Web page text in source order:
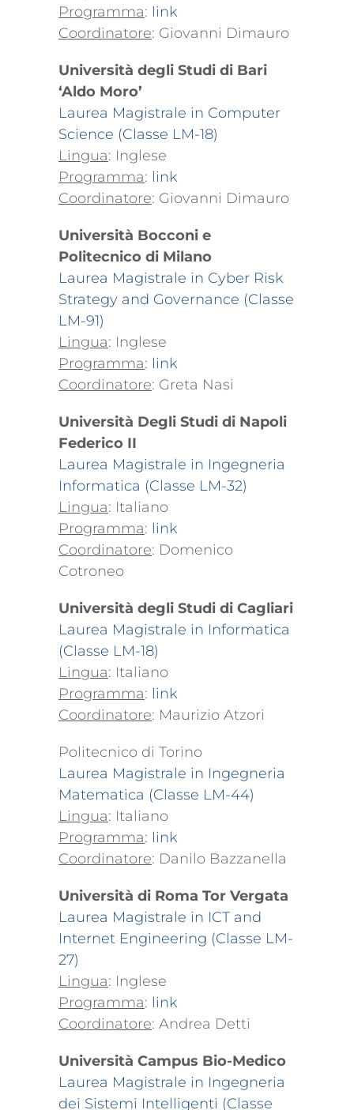
Programma: link
Coordinatore: Giovanni Dimauro
Università degli Studi di Bari
‘Aldo Moro’
Laurea Magistrale in Computer
Science (Classe LM-18)
Lingua: Inglese
Programma: link
Coordinatore: Giovanni Dimauro
Università Bocconi e
Politecnico di Milano
Laurea Magistrale in Cyber Risk
Strategy and Governance (Classe
LM-91)
Lingua: Inglese
Programma: link
Coordinatore: Greta Nasi
Università Degli Studi di Napoli
Federico II
Laurea Magistrale in Ingegneria
Informatica (Classe LM-32)
Lingua: Italiano
Programma: link
Coordinatore: Domenico
Cotroneo
Università degli Studi di Cagliari
Laurea Magistrale in Informatica
(Classe LM-18)
Lingua: Italiano
Programma: link
Coordinatore: Maurizio Atzori
Politecnico di Torino
Laurea Magistrale in Ingegneria
Matematica (Classe LM-44)
Lingua: Italiano
Programma: link
Coordinatore: Danilo Bazzanella
Università di Roma Tor Vergata
Laurea Magistrale in ICT and
Internet Engineering (Classe LM-
27)
Lingua: Inglese
Programma: link
Coordinatore: Andrea Detti
Università Campus Bio-Medico
Laurea Magistrale in Ingegneria
dei Sistemi Intelligenti (Classe